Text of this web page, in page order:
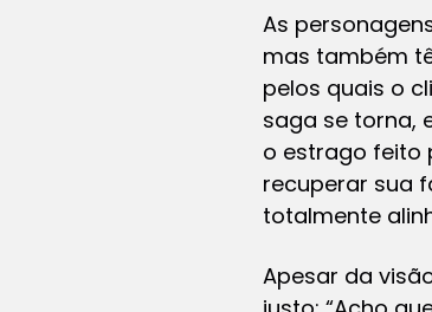
As
mas também
pelos quais o
saga se torna,
o estrago feito
recuperar sua
totalmente
Apesar da